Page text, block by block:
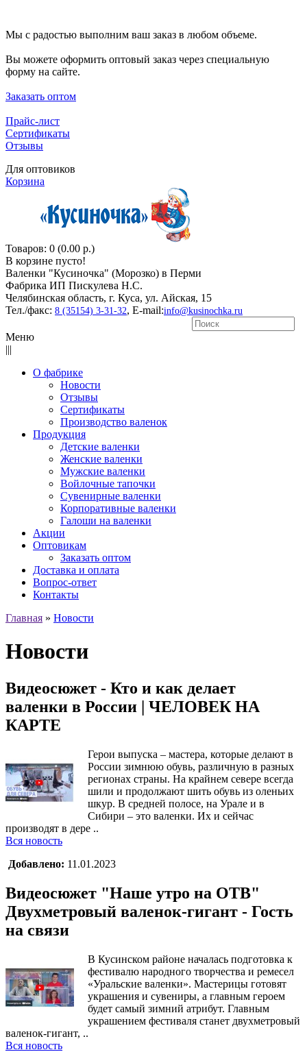
Мы с радостью выполним ваш заказ в любом объеме.
Вы можете оформить оптовый заказ через специальную
форму на сайте.
Заказать оптом
Прайс-лист
Сертификаты
Отзывы
Для оптовиков
Корзина
Товаров: 0 (0.00 р.)
В корзине пусто!
Валенки "Кусиночкa" (Морозко) в Перми
Фабрика ИП Пискулева Н.С.
Челябинская область, г. Куса, ул. Айская, 15
Тел./факс: 8 (35154) 3-31-32, E-mail:info@kusinochka.ru
Меню
|||
О фабрике
Новости
Отзывы
Сертификаты
Производство валенок
Продукция
Детские валенки
Женские валенки
Мужские валенки
Войлочные тапочки
Сувенирные валенки
Корпоративные валенки
Галоши на валенки
Акции
Оптовикам
Заказать оптом
Доставка и оплата
Вопрос-ответ
Контакты
Главная » Новости
Новости
Видеосюжет - Кто и как делает
валенки в России | ЧЕЛОВЕК НА
КАРТЕ
Герои выпуска – мастера, которые делают в
России зимнюю обувь, различную в разных
регионах страны. На крайнем севере всегда
шили и продолжают шить обувь из оленьих
шкур. В средней полосе, на Урале и в
Сибири – это валенки. Их и сейчас
производят в дере ..
Вся новость
Добавлено: 11.01.2023
Видеосюжет "Наше утро на ОТВ"
Двухметровый валенок-гигант - Гость
на связи
В Кусинском районе началась подготовка к
фестивалю народного творчества и ремесел
«Уральские валенки». Мастерицы готовят
украшения и сувениры, а главным героем
будет самый зимний атрибут. Главным
украшением фестиваля станет двухметровый
валенок-гигант, ..
Вся новость